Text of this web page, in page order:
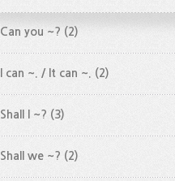
Can you ~? (2)
I can ~. / It can ~. (2)
Shall I ~? (3)
Shall we ~? (2)